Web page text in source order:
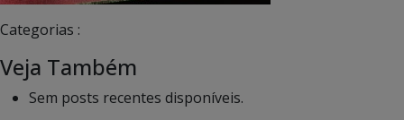
Categorias :
Veja Também
Sem posts recentes disponíveis.